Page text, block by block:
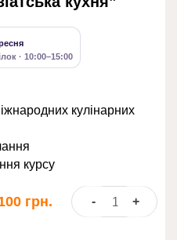
· 10:00–15:00
кулінарних
курсу
грн. -
Кулінарний+